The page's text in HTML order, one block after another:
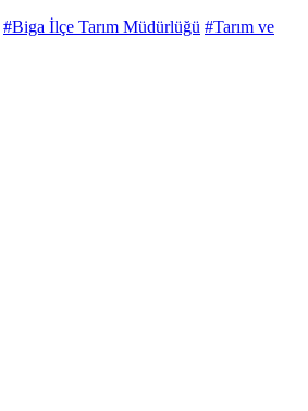
#Biga İlçe Tarım Müdürlüğü #Tarım ve